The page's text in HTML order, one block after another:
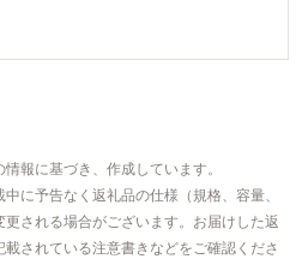
報に基づき、作成しています。
に予告なく返礼品の仕様（規格、容量、
される場合がございます。お届けした返
されている注意書きなどをご確認くださ